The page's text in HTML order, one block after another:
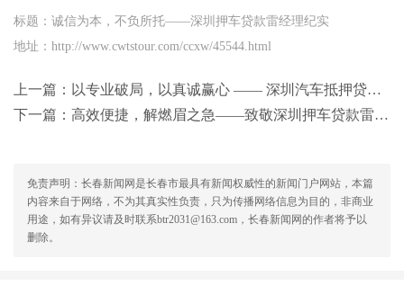
标题：诚信为本，不负所托——深圳押车贷款雷经理纪实
地址：http://www.cwtstour.com/ccxw/45544.html
上一篇： 以专业破局，以真诚赢心 —— 深圳汽车抵押贷款雷经理的服务之道
下一篇： 高效便捷，解燃眉之急——致敬深圳押车贷款雷经理
免责声明：长春新闻网是长春市最具有新闻权威性的新闻门户网站，本篇
内容来自于网络，不为其真实性负责，只为传播网络信息为目的，非商业
用途，如有异议请及时联系btr2031@163.com，长春新闻网的作者将予以
删除。